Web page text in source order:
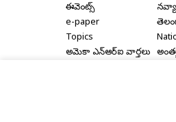
ఈవెంట్స్
e-paper
Topics
అమెరికా ఎన్‌ఆర్‌ఐ వార్తలు